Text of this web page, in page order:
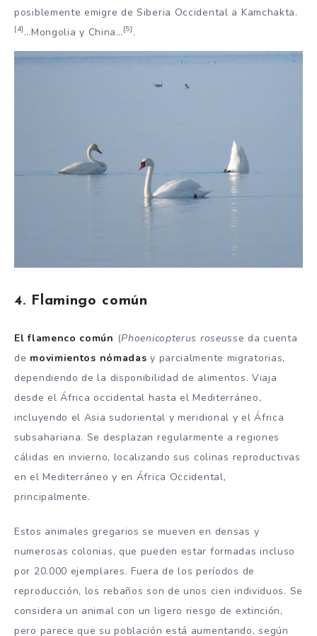
posiblemente emigre de Siberia Occidental a Kamchakta.
[4] …Mongolia y China… [5] .
4. Flamingo común
El flamenco común (Phoenicopterus roseusse da cuenta
de movimientos nómadas y parcialmente migratorias,
dependiendo de la disponibilidad de alimentos. Viaja
desde el África occidental hasta el Mediterráneo,
incluyendo el Asia sudoriental y meridional y el África
subsahariana. Se desplazan regularmente a regiones
cálidas en invierno, localizando sus colinas reproductivas
en el Mediterráneo y en África Occidental,
principalmente.
Estos animales gregarios se mueven en densas y
numerosas colonias, que pueden estar formadas incluso
por 20.000 ejemplares. Fuera de los períodos de
reproducción, los rebaños son de unos cien individuos. Se
considera un animal con un ligero riesgo de extinción,
pero parece que su población está aumentando, según